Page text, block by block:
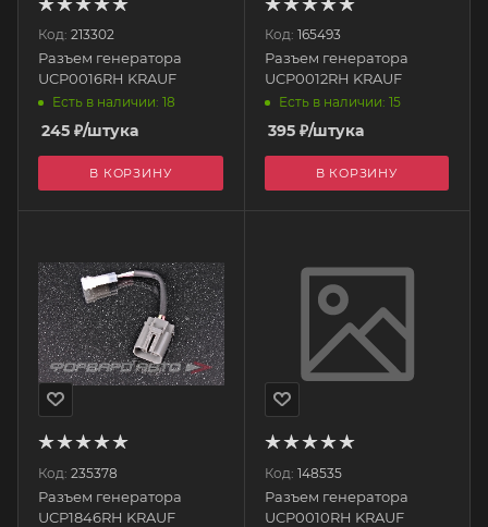
Код: 213302
Разъем генератора
UCP0016RH KRAUF
Есть в наличии: 18
245 ₽/штука
В КОРЗИНУ
Код: 165493
Разъем генератора
UCP0012RH KRAUF
Есть в наличии: 15
395₽/штука
В КОРЗИНУ
Код: 235378
Разъем генератора
UCP1846RH KRAUF
Код: 148535
Разъем генератора
UCP0010RH KRAUF